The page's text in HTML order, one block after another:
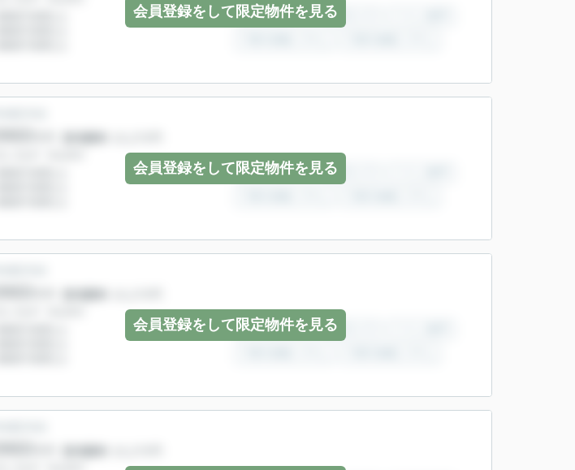
会員登録をして限定物件を見る
会員登録をして限定物件を見る
会員登録をして限定物件を見る